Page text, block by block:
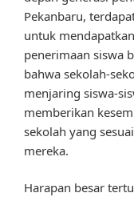
Pekanbaru,
untuk
penerimaan siswa
bahwa sekolah-
menjaring siswa-
memberikan
sekolah yang
mereka.
Harapan besar